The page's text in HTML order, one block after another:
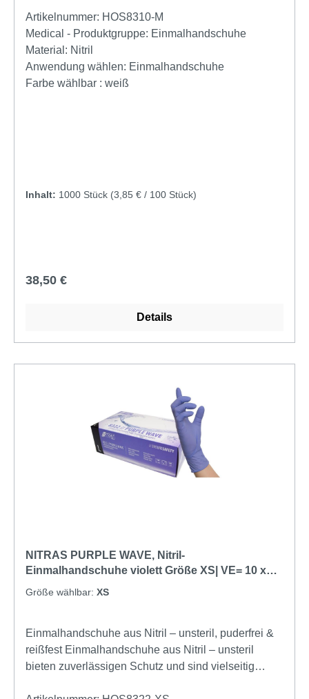
Einmalhandschuheweißunsteril Rollrand puderfrei
hergestellt nach EN 455 Länge: 300 mmfür
Lebensmittelkontakt beidseitig tragbar medizinische
Untersuchungshandschuhe mikrogeraute
Fingerspitzen AQL 1,5
Artikelnummer: HOS8310-M
Medical - Produktgruppe: Einmalhandschuhe
Material: Nitril
Anwendung wählen: Einmalhandschuhe
Farbe wählbar : weiß
Inhalt: 1000 Stück (3,85 € / 100 Stück)
Regulärer Preis:
38,50 €
Details
NITRAS PURPLE WAVE, Nitril-
Einmalhandschuhe violett Größe XS| VE= 10 x
Größe wählbar: XS
Einmalhandschuhe aus Nitril – unsteril, puderfrei &
reißfest Einmalhandschuhe aus Nitril – unsteril
bieten zuverlässigen Schutz und sind vielseitig